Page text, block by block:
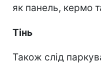
як панель, кермо
Тінь
Також слід